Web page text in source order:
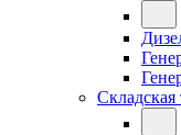
Складская